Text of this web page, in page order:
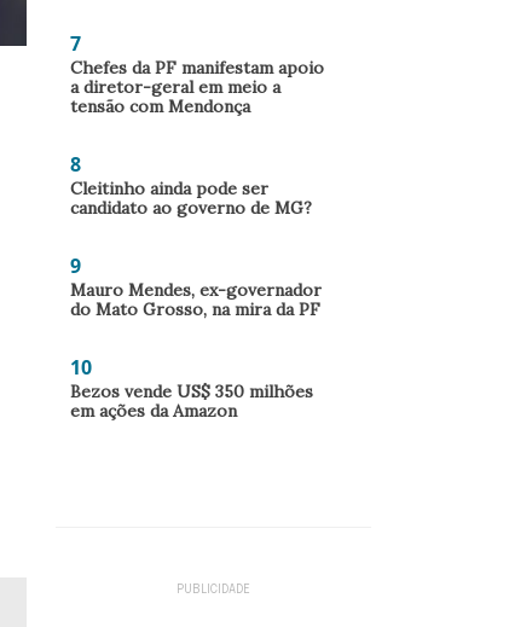
7
Chefes da PF manifestam apoio
a diretor-geral em meio a
tensão com Mendonça
8
Cleitinho ainda pode ser
candidato ao governo de MG?
9
Mauro Mendes, ex-governador
do Mato Grosso, na mira da PF
10
Bezos vende US$ 350 milhões
em ações da Amazon